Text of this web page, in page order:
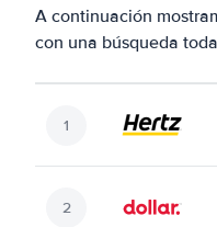
A continuación
con una búsqueda